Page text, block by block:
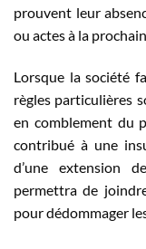
prouvent leur
ou actes à la
Lorsque la société
règles particulières
en comblement du
contribué à une
d’une extension
permettra de
pour dédommager